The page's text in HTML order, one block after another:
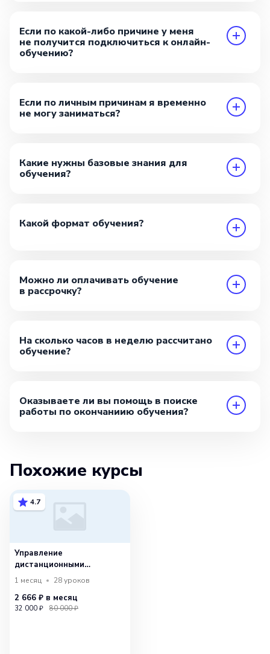
Если по какой-либо причине у меня
не получится подключиться к онлайн-
обучению?
Если по личным причинам я временно
не могу заниматься?
Какие нужны базовые знания для
обучения?
Какой формат обучения?
Можно ли оплачивать обучение
в рассрочку?
На сколько часов в неделю рассчитано
обучение?
Оказываете ли вы помощь в поиске
работы по окончаниию обучения?
Похожие курсы
4.7
Управление
дистанционными
командами
1 месяц 28уроков
2 666 ₽ в месяц
32 000 ₽ 80 000 ₽